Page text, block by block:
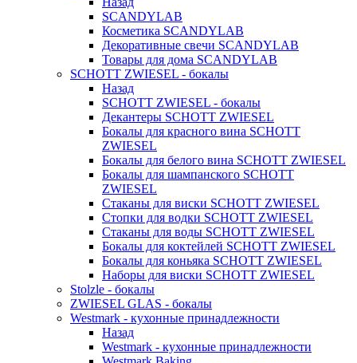
SCANDYLAB
Косметика SCANDYLAB
Декоративные свечи SCANDYLAB
Товары для дома SCANDYLAB
SCHOTT ZWIESEL - бокалы
Назад
SCHOTT ZWIESEL - бокалы
Декантеры SCHOTT ZWIESEL
Бокалы для красного вина SCHOTT
ZWIESEL
Бокалы для белого вина SCHOTT ZWIESEL
Бокалы для шампанского SCHOTT
ZWIESEL
Стаканы для виски SCHOTT ZWIESEL
Стопки для водки SCHOTT ZWIESEL
Стаканы для воды SCHOTT ZWIESEL
Бокалы для коктейлей SCHOTT ZWIESEL
Бокалы для коньяка SCHOTT ZWIESEL
Наборы для виски SCHOTT ZWIESEL
Stolzle - бокалы
ZWIESEL GLAS - бокалы
Westmark - кухонные принадлежности
Назад
Westmark - кухонные принадлежности